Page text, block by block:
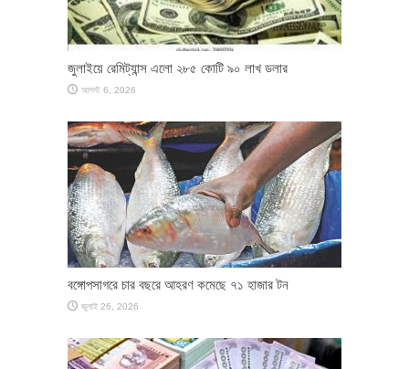
জুলাইয়ে রেমিট্যান্স এলো ২৮৫ কোটি ৯০ লাখ ডলার
আগস্ট 6, 2026
বঙ্গোপসাগরে চার বছরে আহরণ কমেছে ৭১ হাজার টন
জুলাই 26, 2026